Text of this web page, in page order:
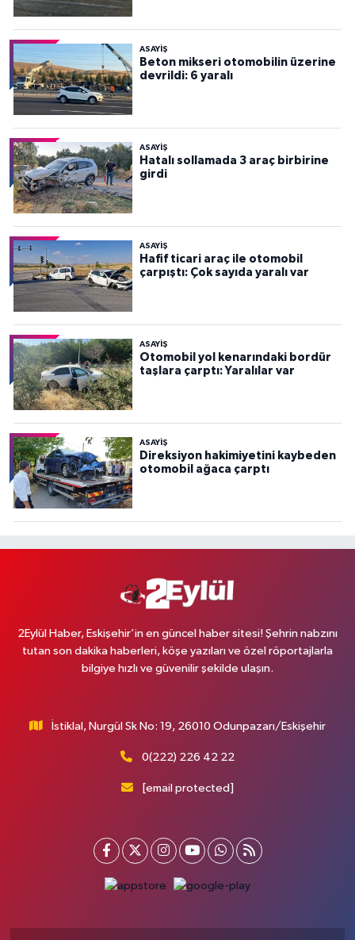
ASAYİŞ
Beton mikseri otomobilin üzerine
devrildi: 6 yaralı
ASAYİŞ
Hatalı sollamada 3 araç birbirine
girdi
ASAYİŞ
Hafif ticari araç ile otomobil
çarpıştı: Çok sayıda yaralı var
ASAYİŞ
Otomobil yol kenarındaki bordür
taşlara çarptı: Yaralılar var
ASAYİŞ
Direksiyon hakimiyetini kaybeden
otomobil ağaca çarptı
2Eylül Haber, Eskişehir’in en güncel haber sitesi! Şehrin nabzını
tutan son dakika haberleri, köşe yazıları ve özel röportajlarla
bilgiye hızlı ve güvenilir şekilde ulaşın.
İstiklal, Nurgül Sk No: 19, 26010 Odunpazarı/Eskişehir
0(222) 226 42 22
[email protected]